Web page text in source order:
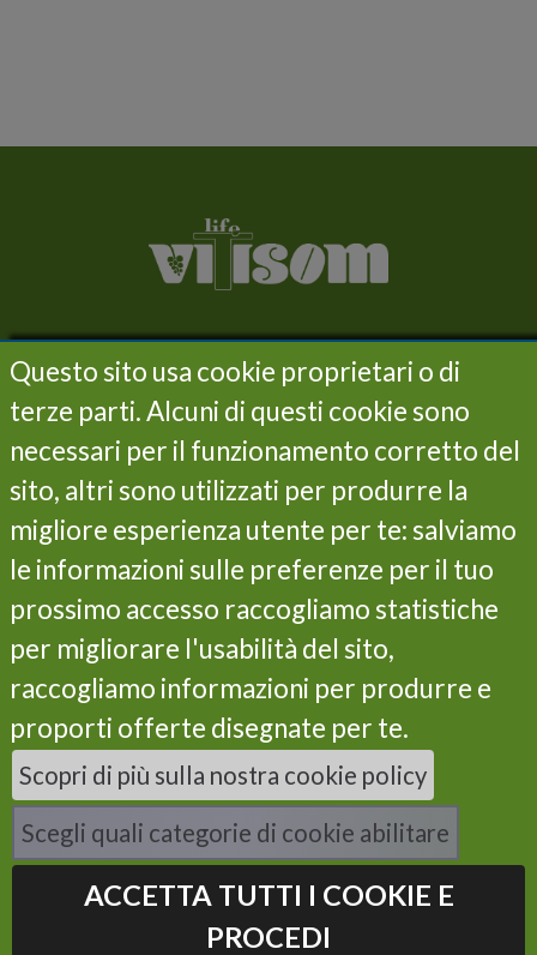
Project
Objectives
Actions
Results
Life Programme
Partners
Contacts
Privacy and cookie policy
Subscribe our newsletter
I have read the privacy policy and I consent to the
processing of my data *
Powered by Instilla
Questo sito usa cookie proprietari o di
terze parti. Alcuni di questi cookie sono
necessari per il funzionamento corretto del
sito, altri sono utilizzati per produrre la
migliore esperienza utente per te: salviamo
le informazioni sulle preferenze per il tuo
prossimo accesso raccogliamo statistiche
per migliorare l'usabilità del sito,
raccogliamo informazioni per produrre e
proporti offerte disegnate per te.
Scopri di più sulla nostra cookie policy
Scegli quali categorie di cookie abilitare
ACCETTA TUTTI I COOKIE E
PROCEDI